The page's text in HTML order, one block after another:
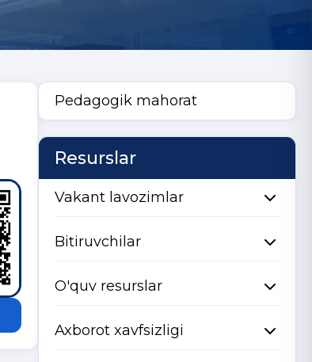
Pedagogik mahorat
Resurslar
Vakant lavozimlar
Bitiruvchilar
O'quv resurslar
Axborot xavfsizligi